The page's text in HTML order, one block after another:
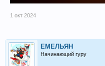
1 окт 2024
ЕМЕЛЬЯН
Начинающий гуру